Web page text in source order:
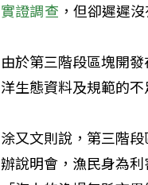
實證調查 ，但卻遲遲
由於第三階段區塊開
洋生態資料及規範的不
涂又文則說，第三階
辦說明會，漁民身為